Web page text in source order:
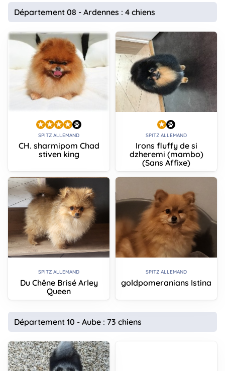
Département 08 - Ardennes : 4 chiens
SPITZ ALLEMAND
CH. sharmipom Chad
stiven king
SPITZ ALLEMAND
Irons fluffy de si
dzheremi (mambo)
(Sans Affixe)
SPITZ ALLEMAND
Du Chêne Brisé Arley
Queen
SPITZ ALLEMAND
goldpomeranians Istina
Département 10 - Aube : 73 chiens